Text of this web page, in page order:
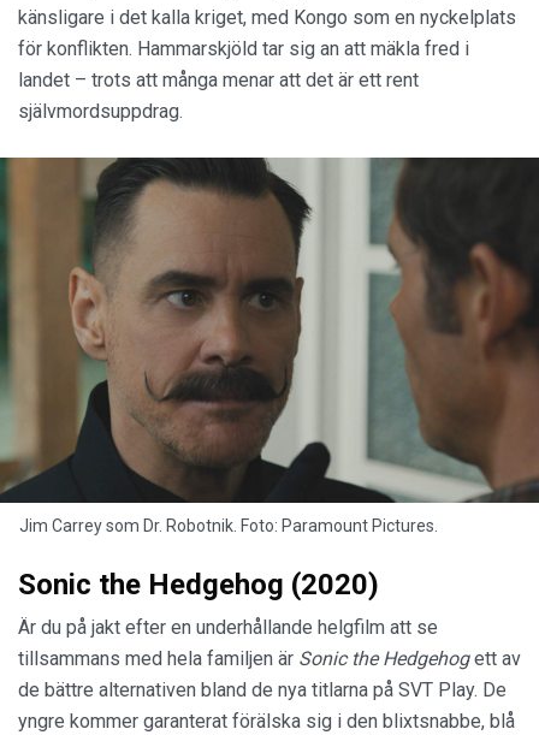
känsligare i det kalla kriget, med Kongo som en nyckelplats
för konflikten. Hammarskjöld tar sig an att mäkla fred i
landet – trots att många menar att det är ett rent
självmordsuppdrag.
Jim Carrey som Dr. Robotnik. Foto: Paramount Pictures.
Sonic the Hedgehog (2020)
Är du på jakt efter en underhållande helgfilm att se
tillsammans med hela familjen är Sonic the Hedgehogett av
de bättre alternativen bland de nya titlarna på SVT Play. De
yngre kommer garanterat förälska sig i den blixtsnabbe, blå